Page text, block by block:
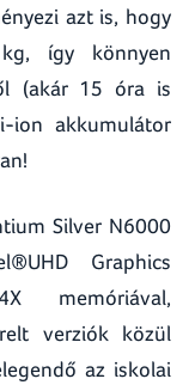
azt is, hogy
így könnyen
(akár 15 óra is
akkumulátor
Silver N6000
Graphics
memóriával,
verziók közül
az iskolai